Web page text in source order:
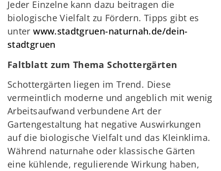
Jeder Einzelne kann dazu beitragen die
biologische Vielfalt zu Fördern. Tipps gibt es
unterwww.stadtgruen-naturnah.de/dein-
stadtgruen
Faltblatt zum Thema Schottergärten
Schottergärten liegen im Trend. Diese
vermeintlich moderne und angeblich mit wenig
Arbeitsaufwand verbundene Art der
Gartengestaltung hat negative Auswirkungen
auf die biologische Vielfalt und das Kleinklima.
Während naturnahe oder klassische Gärten
eine kühlende, regulierende Wirkung haben,